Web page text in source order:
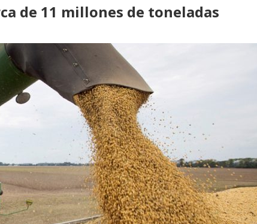
de 11 millones de toneladas